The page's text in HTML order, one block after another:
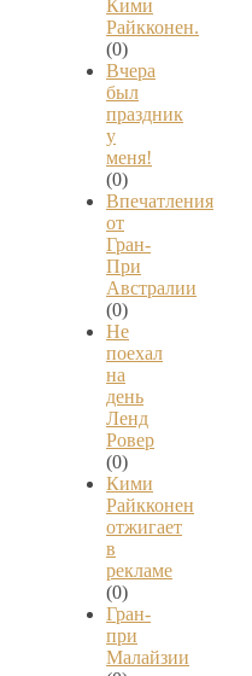
Кими
Райкконен.
(0)
Вчера
был
праздник
у
меня!
(0)
Впечатления
от
Гран-
При
Австралии
(0)
Не
поехал
на
день
Ленд
Ровер
(0)
Кими
Райкконен
отжигает
в
рекламе
(0)
Гран-
при
Малайзии